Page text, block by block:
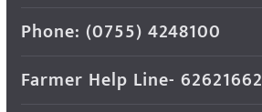
Phone: (0755) 4248100
Farmer Help Line-